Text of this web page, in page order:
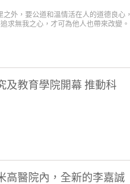
外，要公道和溫情活在人的道德良心，
求無我之心，才可為他人也帶來改變。
及教育學院開幕 推動科
高醫院內，全新的李嘉誠